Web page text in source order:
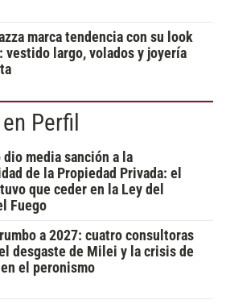
marca tendencia con su look
largo, volados y joyería
Perfil
dio media sanción a la
de la Propiedad Privada: el
que ceder en la Ley del
Fuego
a 2027: cuatro consultoras
desgaste de Milei y la crisis de
el peronismo